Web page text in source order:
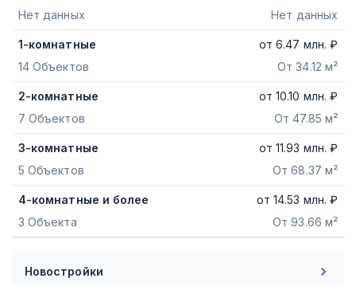
Нет данных
Нет данных
1-комнатные
14 Объектов
От 34.12 м²
от6.47 млн. ₽
2-комнатные
7 Объектов
От 47.85 м²
от10.10 млн. ₽
3-комнатные
5 Объектов
От 68.37 м²
от11.93 млн. ₽
4-комнатные и более
3 Объекта
От 93.66 м²
от14.53 млн. ₽
Новостройки